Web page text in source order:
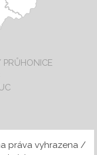
práva vyhrazena /